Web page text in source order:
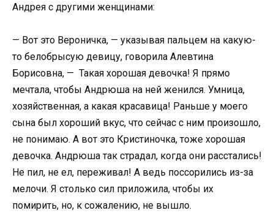
Андрея с другими женщинами:
— Вот это Вероничка, — указывая пальцем на какую-
то белобрысую девицу, говорила Алевтина
Борисовна, — Такая хорошая девочка! Я прямо
мечтала, чтобы Андрюша на ней женился. Умница,
хозяйственная, а какая красавица! Раньше у моего
сына был хороший вкус, что сейчас с ним произошло,
не понимаю. А вот это Кристиночка, тоже хорошая
девочка. Андрюша так страдал, когда они расстались!
Не пил, не ел, переживал! А ведь поссорились из-за
мелочи. Я столько сил приложила, чтобы их
помирить, но, к сожалению, не вышло.